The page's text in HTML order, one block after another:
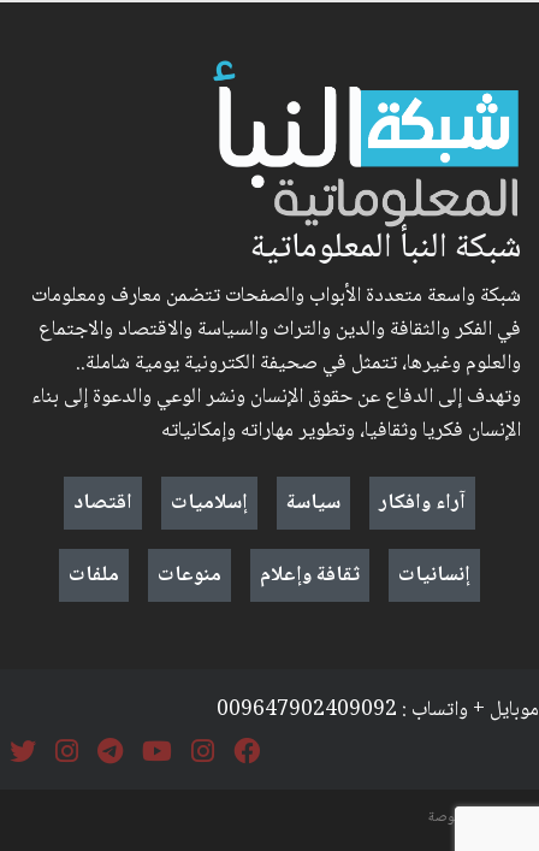
شبكة النبأ المعلوماتية
شبكة واسعة متعددة الأبواب والصفحات تتضمن معارف ومعلومات
في الفكر والثقافة والدين والتراث والسياسة والاقتصاد والاجتماع
والعلوم وغيرها، تتمثل في صحيفة الكترونية يومية شاملة..
وتهدف إلى الدفاع عن حقوق الإنسان ونشر الوعي والدعوة إلى بناء
الإنسان فكريا وثقافيا، وتطوير مهاراته وإمكانياته
آراء وافكار
سياسة إسلاميات
اقتصاد
إنسانيات
ثقافة وإعلام منوعات ملفات
موبايل + واتساب : 009647902409092
السياسة والخصوصة